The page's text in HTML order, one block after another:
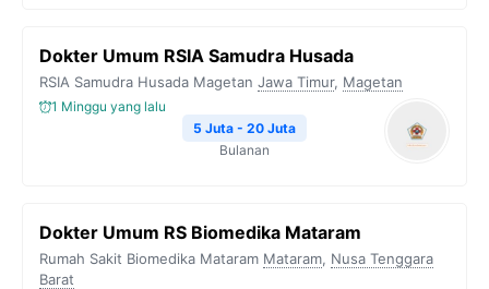
Dokter Umum RSIA Samudra Husada
RSIA Samudra Husada Magetan Jawa Timur, Magetan
1 Minggu yang lalu
5 Juta - 20 Juta
Bulanan
Dokter Umum RS Biomedika Mataram
Rumah Sakit Biomedika Mataram Mataram, Nusa Tenggara
Barat